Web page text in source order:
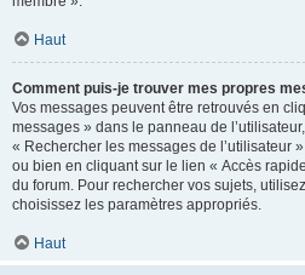
Haut
Comment puis-je trouver mes propres
Vos messages peuvent être retrouvés en
messages » dans le panneau de
« Rechercher les messages de l’utilisateur
ou bien en cliquant sur le lien « Accès
du forum. Pour rechercher vos sujets,
choisissez les paramètres appropriés.
Haut